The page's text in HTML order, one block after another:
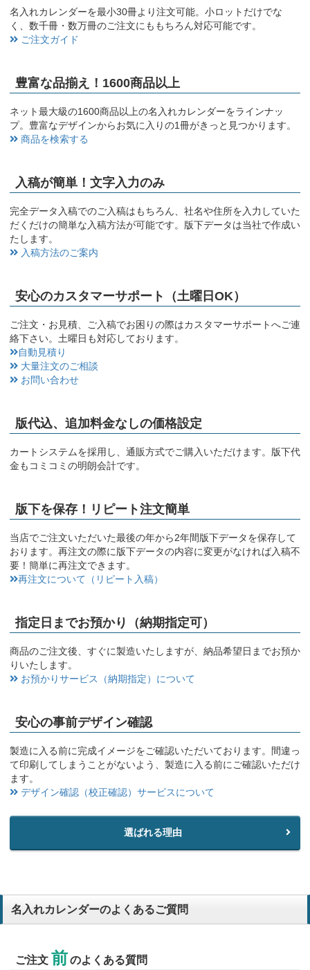
名入れカレンダーを最小30冊より注文可能。小ロットだけでな
く、数千冊・数万冊のご注文にももちろん対応可能です。
ご注文ガイド
豊富な品揃え！1600商品以上
ネット最大級の1600商品以上の名入れカレンダーをラインナッ
プ。豊富なデザインからお気に入りの1冊がきっと見つかります。
商品を検索する
入稿が簡単！文字入力のみ
完全データ入稿でのご入稿はもちろん、社名や住所を入力していた
だくだけの簡単な入稿方法が可能です。版下データは当社で作成い
たします。
入稿方法のご案内
安心のカスタマーサポート（土曜日OK）
ご注文・お見積、ご入稿でお困りの際はカスタマーサポートへご連
絡下さい。土曜日も対応しております。
自動見積り
大量注文のご相談
お問い合わせ
版代込、追加料金なしの価格設定
カートシステムを採用し、通販方式でご購入いただけます。版下代
金もコミコミの明朗会計です。
版下を保存！リピート注文簡単
当店でご注文いただいた最後の年から2年間版下データを保存して
おります。再注文の際に版下データの内容に変更がなければ入稿不
要！簡単に再注文できます。
再注文について（リピート入稿）
指定日までお預かり（納期指定可）
商品のご注文後、すぐに製造いたしますが、納品希望日までお預か
りいたします。
お預かりサービス（納期指定）について
安心の事前デザイン確認
製造に入る前に完成イメージをご確認いただいております。間違っ
て印刷してしまうことがないよう、製造に入る前にご確認いただけ
ます。
デザイン確認（校正確認）サービスについて
選ばれる理由
名入れカレンダーのよくあるご質問
ご注文 前 のよくある質問